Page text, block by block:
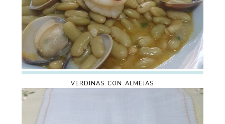
VERDINAS CON ALMEJAS